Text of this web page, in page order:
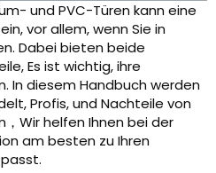
und PVC-Türen kann eine
vor allem, wenn Sie in
Dabei bieten beide
Es ist wichtig, ihre
In diesem Handbuch werden
Profis, und Nachteile von
Wir helfen Ihnen bei der
am besten zu Ihren